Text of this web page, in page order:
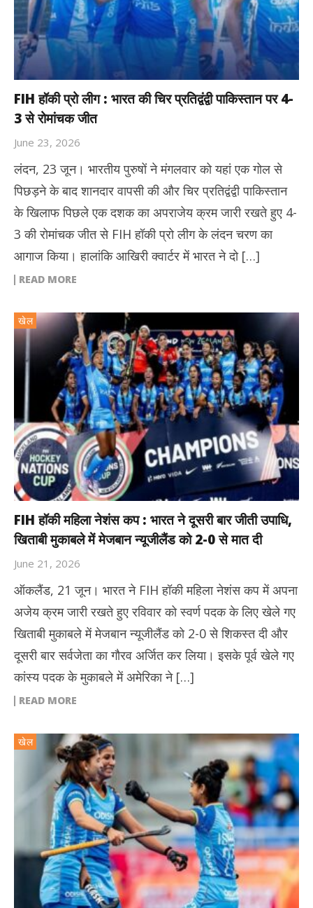
FIH हॉकी प्रो लीग : भारत की चिर प्रतिद्वंद्वी पाकिस्तान पर 4-
3 से रोमांचक जीत
June 23, 2026
लंदन, 23 जून। भारतीय पुरुषों ने मंगलवार को यहां एक गोल से
पिछड़ने के बाद शानदार वापसी की और चिर प्रतिद्वंद्वी पाकिस्तान
के खिलाफ पिछले एक दशक का अपराजेय क्रम जारी रखते हुए 4-
3 की रोमांचक जीत से FIH हॉकी प्रो लीग के लंदन चरण का
आगाज किया। हालांकि आखिरी क्वार्टर में भारत ने दो […]
READ MORE
खेल
FIH हॉकी महिला नेशंस कप : भारत ने दूसरी बार जीती उपाधि,
खिताबी मुकाबले में मेजबान न्यूजीलैंड को 2-0 से मात दी
June 21, 2026
ऑकलैंड, 21 जून। भारत ने FIH हॉकी महिला नेशंस कप में अपना
अजेय क्रम जारी रखते हुए रविवार को स्वर्ण पदक के लिए खेले गए
खिताबी मुकाबले में मेजबान न्यूजीलैंड को 2-0 से शिकस्त दी और
दूसरी बार सर्वजेता का गौरव अर्जित कर लिया। इसके पूर्व खेले गए
कांस्य पदक के मुकाबले में अमेरिका ने […]
READ MORE
खेल